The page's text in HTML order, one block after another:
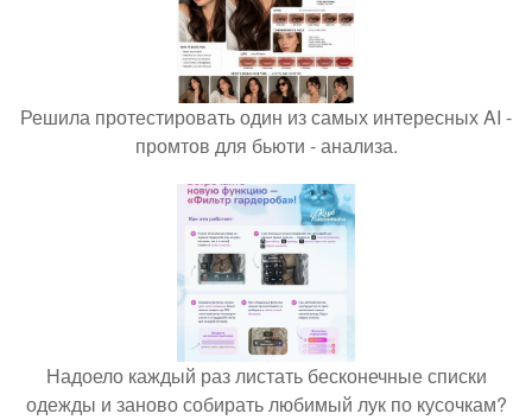
Решила протестировать один из самых интересных AI -
промтов для бьюти - анализа.
Надоело каждый раз листать бесконечные списки
одежды и заново собирать любимый лук по кусочкам?